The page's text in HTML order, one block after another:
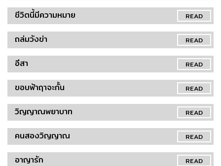
READ
ชีวิตนี้มีความหมาย
READ
ถล่มวังข่า
READ
อีสา
READ
ขอบฟ้าฤาจะกั้น
READ
วิญญาณพยาบาท
READ
คนสองวิญญาณ
READ
อาญารัก